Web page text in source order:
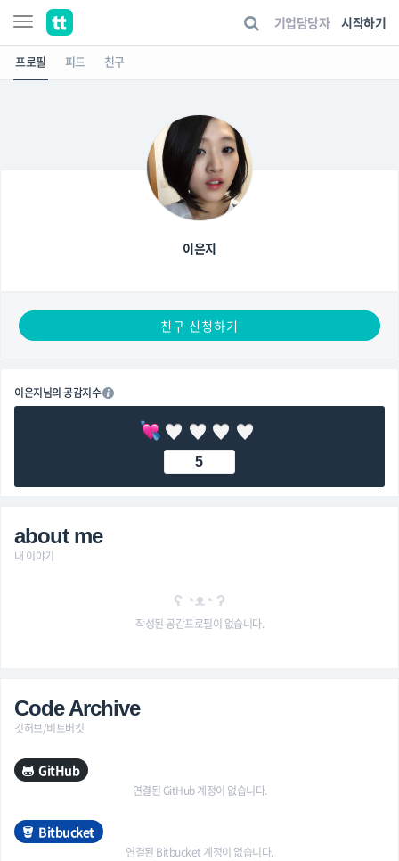
기업담당자 시작하기
프로필 피드 친구
이은지
친구 신청하기
이은지님의 공감지수
5
about me
내 이야기
ʕ ◔ᴥ◔ ʔ
작성된 공감프로필이 없습니다.
Code Archive
깃허브/비트버킷
GitHub
연결된 GitHub 계정이 없습니다.
Bitbucket
연결된 Bitbucket 계정이 없습니다.